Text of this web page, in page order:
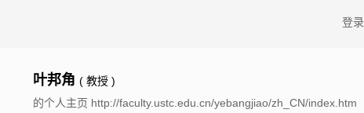
登录
叶邦角 ( 教授 )
的个人主页 http://faculty.ustc.edu.cn/yebangjiao/zh_CN/index.htm